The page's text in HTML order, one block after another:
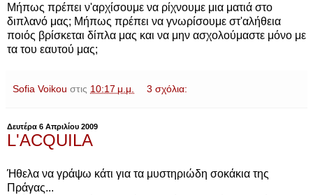
Μήπως πρέπει ν'αρχίσουμε να ρίχνουμε μια ματιά στο
διπλανό μας; Μήπως πρέπει να γνωρίσουμε στ'αλήθεια
ποιός βρίσκεται δίπλα μας και να μην ασχολούμαστε μόνο με
τα του εαυτού μας;
Sofia Voikou στις 10:17 μ.μ. 3 σχόλια:
Δευτέρα 6 Απριλίου 2009
L'ACQUILA
Ήθελα να γράψω κάτι για τα μυστηριώδη σοκάκια της
Πράγας...